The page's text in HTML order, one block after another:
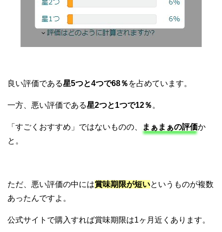
良い評価である星5つと4つで68％ を占めています。
一方、悪い評価である星2つと1つで12％。
「すごくおすすめ」ではないものの、 まぁまぁの評価か
と。
ただ、悪い評価の中には賞味期限が短いというものが複数
あったんですよ。
公式サイトで購入すれば賞味期限は1ヶ月近くあります。